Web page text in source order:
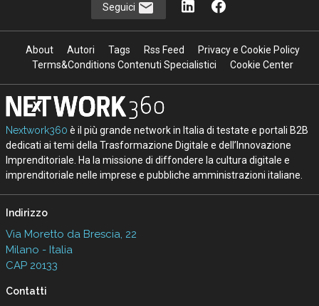
Seguici
About Autori Tags Rss Feed
Privacy e Cookie Policy
Terms&Conditions Contenuti Specialistici
Cookie Center
Nextwork360 è il più grande network in Italia di testate e portali B2B
dedicati ai temi della Trasformazione Digitale e dell’Innovazione
Imprenditoriale. Ha la missione di diffondere la cultura digitale e
imprenditoriale nelle imprese e pubbliche amministrazioni italiane.
Indirizzo
Via Moretto da Brescia, 22
Milano - Italia
CAP 20133
Contatti